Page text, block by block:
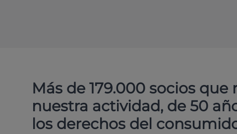
Más de 179.000 socios que
nuestra actividad, de 50
los derechos del